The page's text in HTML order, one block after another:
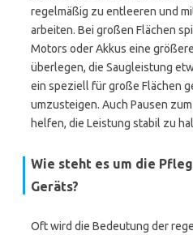
regelmäßig zu entleeren und
arbeiten. Bei großen Flächen
Motors oder Akkus eine
überlegen, die Saugleistung
ein speziell für große Flächen
umzusteigen. Auch Pausen
helfen, die Leistung stabil zu
Wie steht es um die
Geräts?
Oft wird die Bedeutung der